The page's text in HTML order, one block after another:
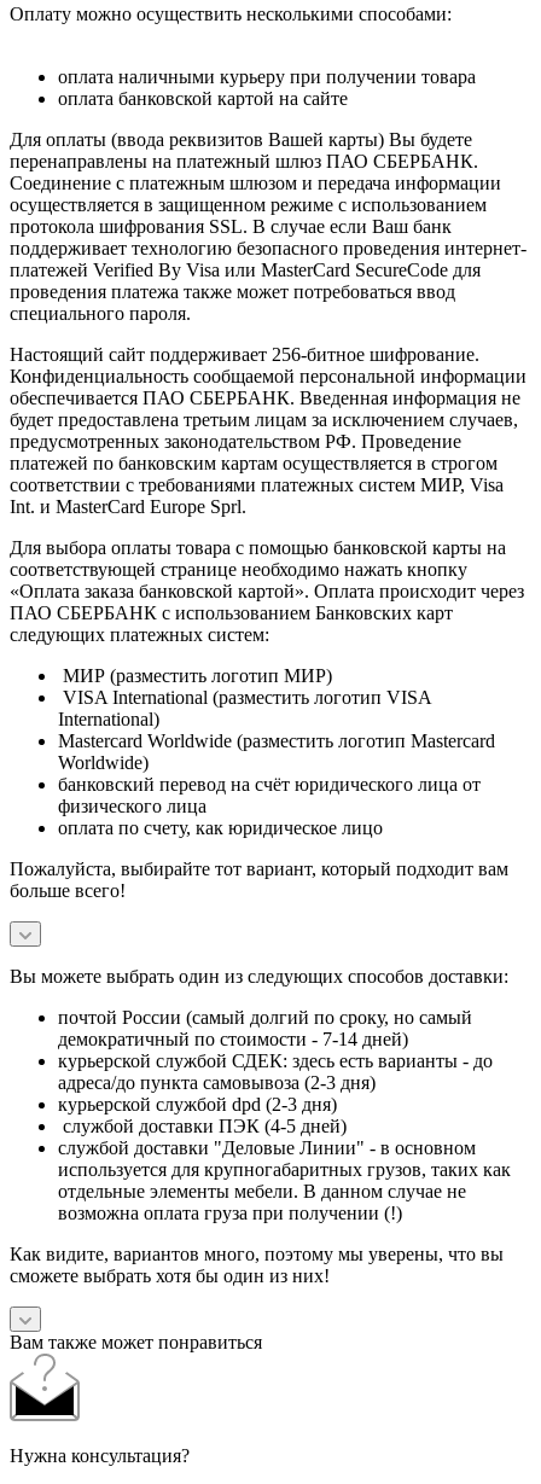
Оплату можно осуществить несколькими способами:
оплата наличными курьеру при получении товара
оплата банковской картой на сайте
Для оплаты (ввода реквизитов Вашей карты) Вы будете
перенаправлены на платежный шлюз ПАО СБЕРБАНК.
Соединение с платежным шлюзом и передача информации
осуществляется в защищенном режиме с использованием
протокола шифрования SSL. В случае если Ваш банк
поддерживает технологию безопасного проведения интернет-
платежей Verified By Visa или MasterCard SecureCode для
проведения платежа также может потребоваться ввод
специального пароля.
Настоящий сайт поддерживает 256-битное шифрование.
Конфиденциальность сообщаемой персональной информации
обеспечивается ПАО СБЕРБАНК. Введенная информация не
будет предоставлена третьим лицам за исключением случаев,
предусмотренных законодательством РФ. Проведение
платежей по банковским картам осуществляется в строгом
соответствии с требованиями платежных систем МИР, Visa
Int. и MasterCard Europe Sprl.
Для выбора оплаты товара с помощью банковской карты на
соответствующей странице необходимо нажать кнопку
«Оплата заказа банковской картой». Оплата происходит через
ПАО СБЕРБАНК с использованием Банковских карт
следующих платежных систем:
МИР (разместить логотип МИР)
VISA International (разместить логотип VISA
International)
Mastercard Worldwide (разместить логотип Mastercard
Worldwide)
банковский перевод на счёт юридического лица от
физического лица
оплата по счету, как юридическое лицо
Пожалуйста, выбирайте тот вариант, который подходит вам
больше всего!
Вы можете выбрать один из следующих способов доставки:
почтой России (самый долгий по сроку, но самый
демократичный по стоимости - 7-14 дней)
курьерской службой СДЕК: здесь есть варианты - до
адреса/до пункта самовывоза (2-3 дня)
курьерской службой dpd (2-3 дня)
службой доставки ПЭК (4-5 дней)
службой доставки "Деловые Линии" - в основном
используется для крупногабаритных грузов, таких как
отдельные элементы мебели. В данном случае не
возможна оплата груза при получении (!)
Как видите, вариантов много, поэтому мы уверены, что вы
сможете выбрать хотя бы один из них!
Вам также может понравиться
Нужна консультация?